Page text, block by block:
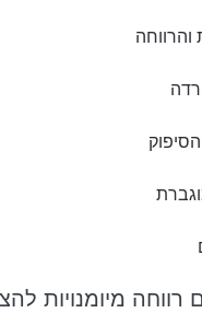
רווחה מיומנויות